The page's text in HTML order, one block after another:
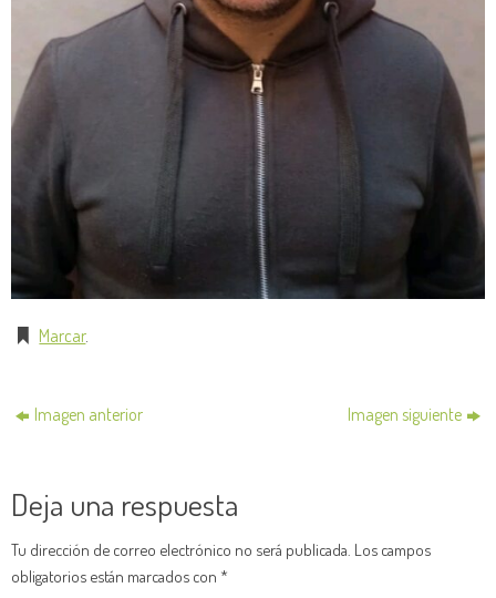
Marcar.
Imagen anterior Imagen siguiente
Deja una respuesta
Tu dirección de correo electrónico no será publicada. Los campos
obligatorios están marcados con *